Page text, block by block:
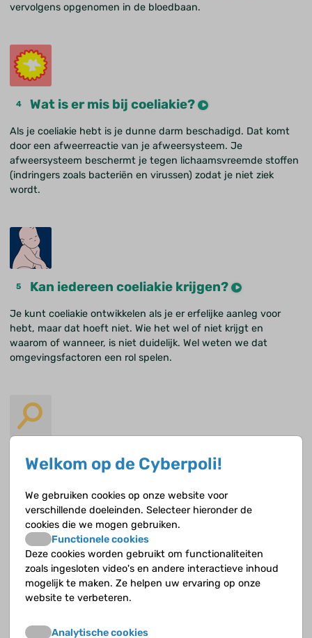
vervolgens opgenomen in de bloedbaan.
Wat is er mis bij coeliakie?
Als je coeliakie hebt is je dunne darm beschadigd. Dat komt
door een afweerreactie van je afweersysteem. Je
afweersysteem beschermt je tegen lichaamsvreemde stoffen
(indringers zoals bacteriën en virussen) zodat je niet ziek
wordt.
Kan iedereen coeliakie krijgen?
Je kunt coeliakie ontwikkelen als je er erfelijke aanleg voor
hebt, maar dat hoeft niet. Wie het wel of niet krijgt en
waarom of wanneer, is niet duidelijk. Wel weten we dat
omgevingsfactoren een rol spelen.
De diagnose coeliakie
onderzoek om de diagnose te bevestigen.
Hoe vaak komt coeliakie voor?
Eén à twee op de honderd kinderen heeft het, maar we
Welkom op de Cyberpoli!
We gebruiken cookies op onze website voor
verschillende doeleinden. Selecteer hieronder de
cookies die we mogen gebruiken.
Functionele cookies
Deze cookies worden gebruikt om functionaliteiten
zoals ingesloten video's en andere interactieve inhoud
mogelijk te maken. Ze helpen uw ervaring op onze
website te verbeteren.
Analytische cookies